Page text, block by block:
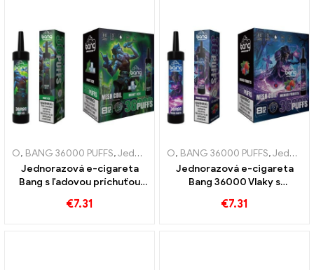
O, BANG 36000 PUFFS,Jednorazové e-cigarety ,Jednorazové
Jednorazová e-cigareta
Bang s ľadovou príchuťou
sieťovaná špirála pre
€7.31
O, BANG 36000 PUFFS,Jednorazové e-cigarety
Jednorazová e-cigareta
Bang 36000 Vlaky s
ovocím pre dokonalý
€7.31